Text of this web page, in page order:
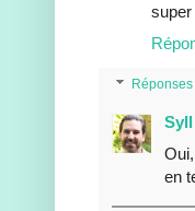
Réponses
en